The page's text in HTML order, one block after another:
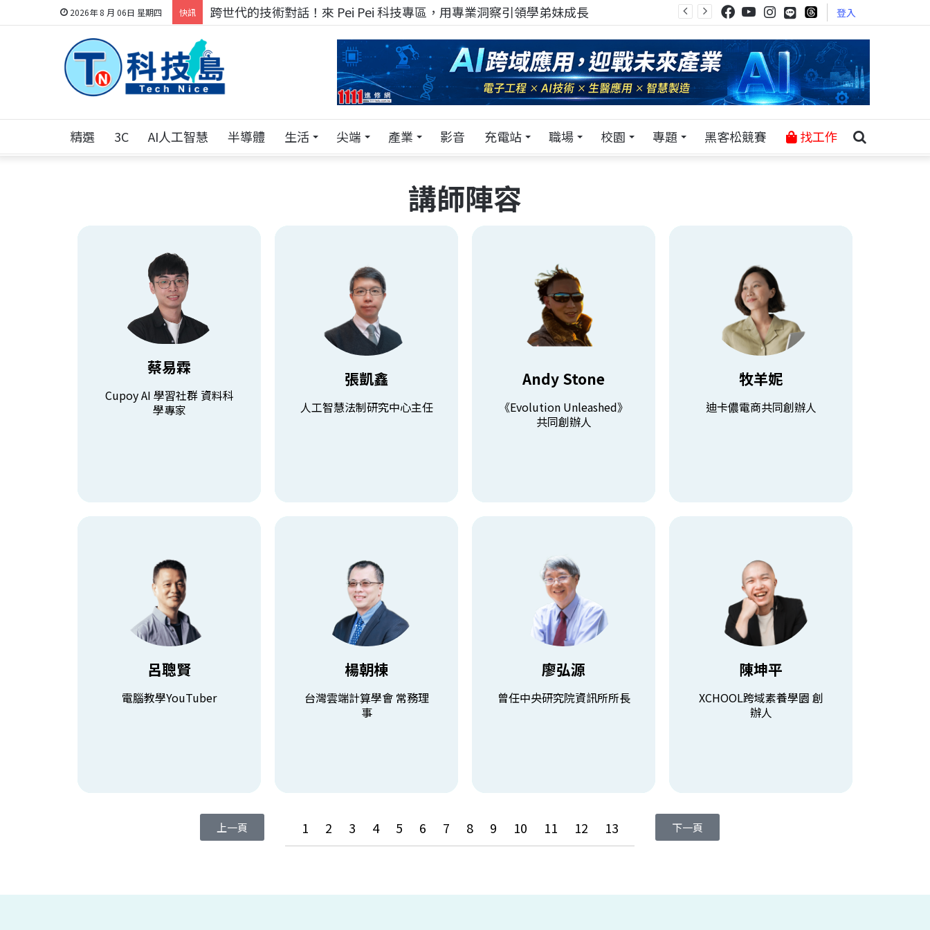
2026年 8 月 06日 星期四 快訊 跨世代的技術對話！來 Pei Pei 科技專區，用專業洞察引領學弟妹成長 登入
精選 3C AI人工智慧 半導體 生活 尖端 產業 影音 充電站 職場 校園 專題 黑客松競賽 找工作
講師陣容
蔡易霖
Cupoy AI 學習社群 資料科
學專家
蔡易霖
Cupoy AI 學習社群 資料科學專家
全民瘋AI系列發起人
擁有帶領超過二十個業界AI專案經
交通、服務等。樂於技術研究，也
學。
張凱鑫
人工智慧法制研究中心主任
張凱鑫
東海大學法律學院助理教授
人工智慧法制研究中心主任
曾任法官10年，後轉投教職，從事
法制)之研究，同時從事醫藥醫材與
IT新創產業法遵與法務業務輔導。
Andy Stone
《Evolution Unleashed》
共同創辦人
Andy Stone
《Evolution Unleashed》共同
創辦人
曾擔任著名外商零售公司管理職
務，帶領台灣團隊成為集團亞太區
業，深入理解企業營運的個層面，
式，為企業帶來更高效的運營方式
牧羊妮
迪卡儂電商共同創辦人
牧羊妮
曾為迪卡儂電商共同創辦人、也擔
任跨國獨角獸Insider數位顧問，
為眾多一線品牌，例如台新銀行、
Pizza Hut、adidas、白蘭氏…
建議。 著有《Notion人生管理
術》，為2022 博客來百大暢銷排
行書籍
呂聰賢
電腦教學YouTuber
呂聰賢
電腦教學YouTuber
108年教育部-師鐸獎
電腦書籍著作共120本書
查看課程
楊朝棟
台灣雲端計算學會 常務理
事
楊朝棟
東海大學資訊工程學系 終身特聘教
授兼圖資長
台灣雲端計算學會 常務理事
台灣臺中軟體園區發展產學訓聯盟
常務理事
查看課程
廖弘源
曾任中央研究院資訊所所長
廖弘源
美國西北大學電機博士
曾任中央研究院資訊所所長
榮獲 國科會傑出研究員等多項獎項
查看課程
陳坤平
XCHOOL跨域素養學園 創
辦人
陳坤平
1111人力銀行職涯發展顧問
XCHOOL跨域素養學園 創辦人
知名108課綱.學習歷程講師
查看課程
上一頁 1 2 3 4 5 6 7 8 9 10 11 12 13 下一頁